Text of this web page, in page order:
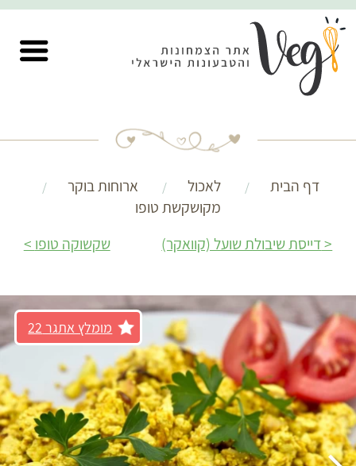
דף הבית לאכול
ארוחות בוקר
מקושקשת טופו
דייסת שיבולת שועל (קוואקר)
שקשוקה טופו
מומלץ אתגר 22